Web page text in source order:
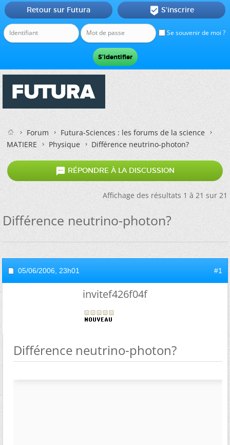
Se souvenir de moi ?
Retour sur Futura  S'inscrire
Forum
Futura-Sciences : les forums de la science
MATIERE
Physique Différence neutrino-photon?
 RÉPONDRE À LA DISCUSSION
Affichage des résultats 1 à 21 sur 21
Différence neutrino-photon?
05/06/2006, 23h01 #1
invitef426f04f
Différence neutrino-photon?